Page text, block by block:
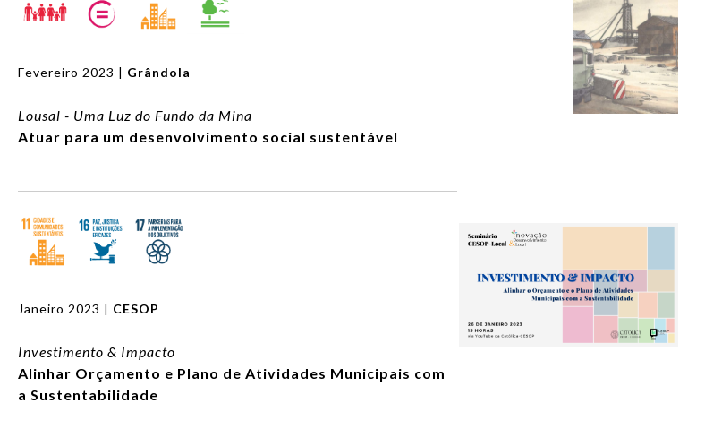
Fevereiro 2023 | Grândola
Lousal - Uma Luz do Fundo da Mina
Atuar para um desenvolvimento social sustentável
Janeiro 2023 | CESOP
Investimento & Impacto
Alinhar Orçamento e Plano de Atividades Municipais com
a Sustentabilidade